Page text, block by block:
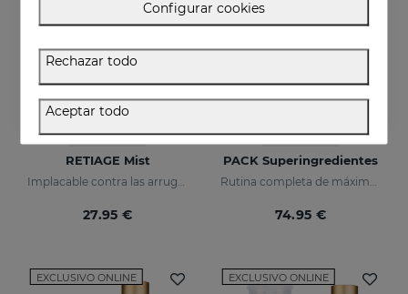
Añadir
RETIAGE Mist
Implacable contra las arrugas, delicado con tu piel
27.95 €
Añadir
PACK Superingredientes
Rutina completa de máxima hidratación, luminosidad y acción antiedad.
74.95 €
EXCLUSIVO ONLINE EXCLUSIVO ONLINE
Configurar cookies
Rechazar todo
Aceptar todo